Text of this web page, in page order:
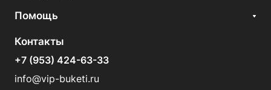
Помощь
Контакты
+7 (953) 424-63-33
info@vip-buketi.ru